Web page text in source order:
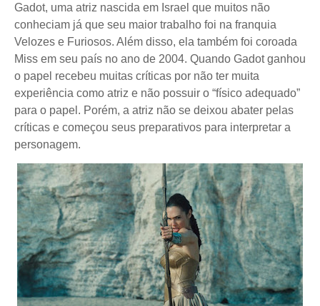
Gadot, uma atriz nascida em Israel que muitos não
conheciam já que seu maior trabalho foi na franquia
Velozes e Furiosos. Além disso, ela também foi coroada
Miss em seu país no ano de 2004. Quando Gadot ganhou
o papel recebeu muitas críticas por não ter muita
experiência como atriz e não possuir o “físico adequado”
para o papel. Porém, a atriz não se deixou abater pelas
críticas e começou seus preparativos para interpretar a
personagem.